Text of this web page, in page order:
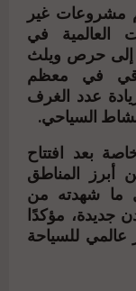
مشروعات غير
العالمية في
إلى حرص ويلث
في معظم
عدد الغرف
السياحي.
بعد افتتاح
أبرز المناطق
ما شهدته من
جديدة، مؤكدًا
عالمي للسياحة